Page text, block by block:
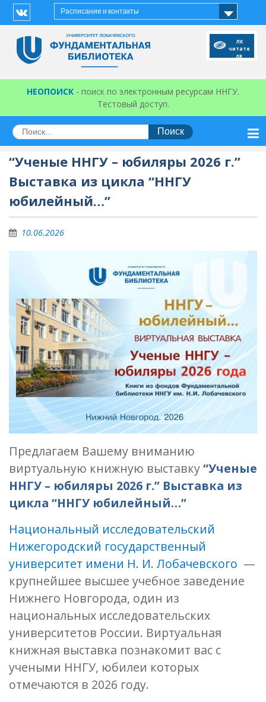
Перейти
Расписание и контакты
Vk
ЛК
читате
ля
НЕОПОИСК - поиск по электронным ресурсам ННГУ.
Тестовый доступ.
Искать:
“Ученые ННГУ – юбиляры 2026 г.”
Выставка из цикла “ННГУ
юбилейный…”
10.06.2026
Предлагаем Вашему вниманию
виртуальную книжную выставку“Ученые
ННГУ – юбиляры 2026 г.” Выставка из
цикла “ННГУ юбилейный…”
Национальный исследовательский
Нижегородский государственный
университет имени Н. И. Лобачевского —
крупнейшее высшее учебное заведение
Нижнего Новгорода, один из
национальных исследовательских
университетов России. Виртуальная
книжная выставка познакомит вас с
учеными ННГУ, юбилеи которых
отмечаются в 2026 году.